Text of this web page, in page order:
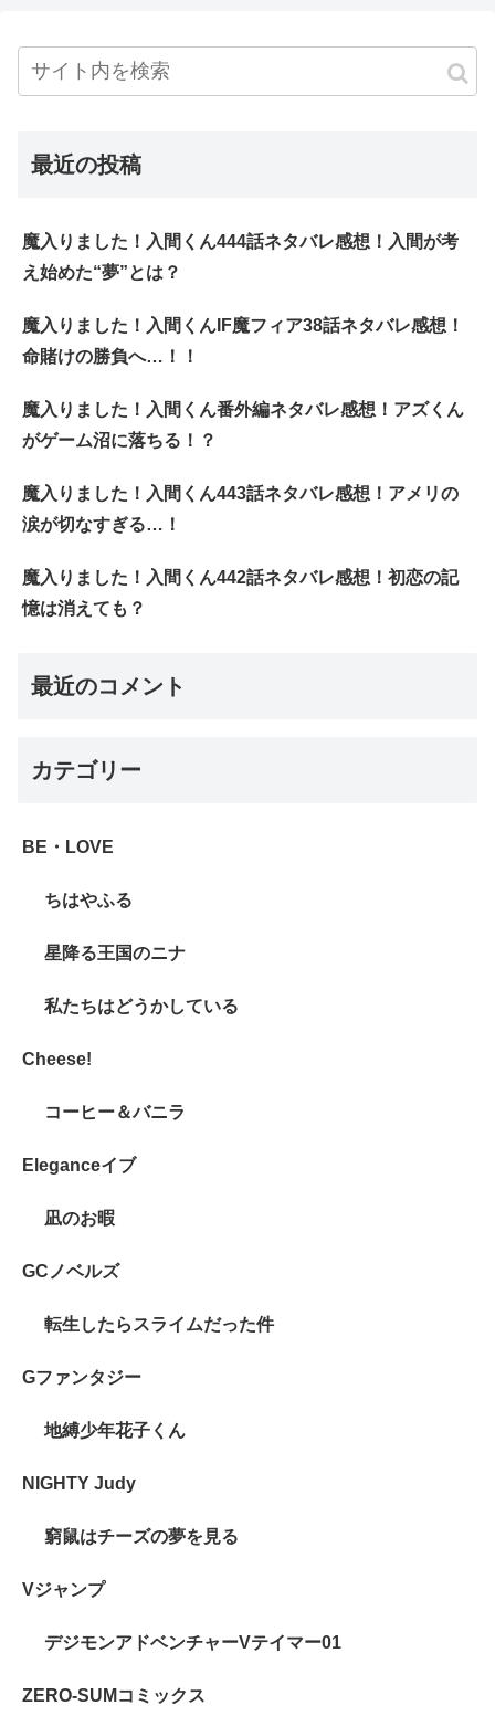
最近の投稿
魔入りました！入間くん444話ネタバレ感想！入間が考
え始めた“夢”とは？
魔入りました！入間くんIF魔フィア38話ネタバレ感想！
命賭けの勝負へ…！！
魔入りました！入間くん番外編ネタバレ感想！アズくん
がゲーム沼に落ちる！？
魔入りました！入間くん443話ネタバレ感想！アメリの
涙が切なすぎる…！
魔入りました！入間くん442話ネタバレ感想！初恋の記
憶は消えても？
最近のコメント
カテゴリー
BE・LOVE
ちはやふる
星降る王国のニナ
私たちはどうかしている
Cheese!
コーヒー＆バニラ
Eleganceイブ
凪のお暇
GCノベルズ
転生したらスライムだった件
Gファンタジー
地縛少年花子くん
NIGHTY Judy
窮鼠はチーズの夢を見る
Vジャンプ
デジモンアドベンチャーVテイマー01
ZERO-SUMコミックス